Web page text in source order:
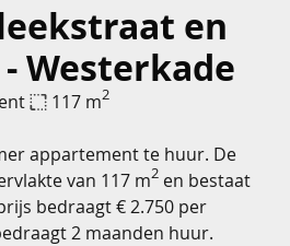
en
Westerkade
117 m2
appartement te huur. De
van 117 m2 en bestaat
bedraagt € 2.750 per
2 maanden huur.